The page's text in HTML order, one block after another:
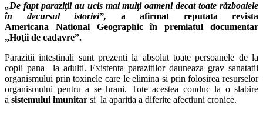
„De fapt paraziţii au ucis mai mulţi oameni decat toate războaiele
în decursul istoriei”, a afirmat reputata revista
Americana National Geographic în premiatul documentar
„Hoţii de cadavre”.
Parazitii intestinali sunt prezenti la absolut toate persoanele de la
copii pana la adulti. Existenta parazitilor dauneaza grav sanatatii
organismului prin toxinele care le elimina si prin folosirea resurselor
organismului pentru a se hrani. Tote acestea conduc la o slabire
a sistemului imunitar si la aparitia a diferite afectiuni cronice.